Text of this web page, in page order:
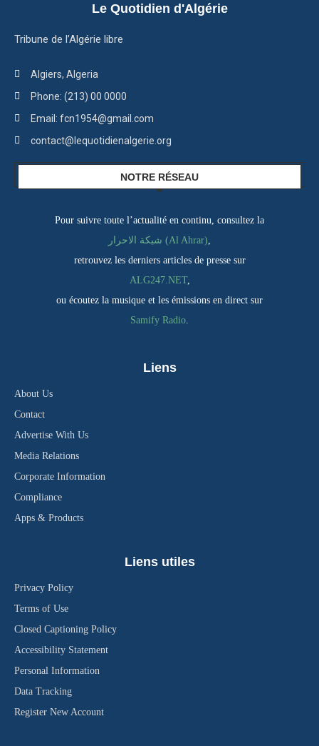
Le Quotidien d'Algérie
Tribune de l’Algérie libre
Algiers, Algeria
Phone: (213) 00 0000
Email: fcn1954@gmail.com
contact@lequotidienalgerie.org
NOTRE RÉSEAU
Pour suivre toute l’actualité en continu, consultez la
شبكة الاحرار (Al Ahrar),
retrouvez les derniers articles de presse sur
ALG247.NET,
ou écoutez la musique et les émissions en direct sur
Samify Radio.
Liens
About Us
Contact
Advertise With Us
Media Relations
Corporate Information
Compliance
Apps & Products
Liens utiles
Privacy Policy
Terms of Use
Closed Captioning Policy
Accessibility Statement
Personal Information
Data Tracking
Register New Account